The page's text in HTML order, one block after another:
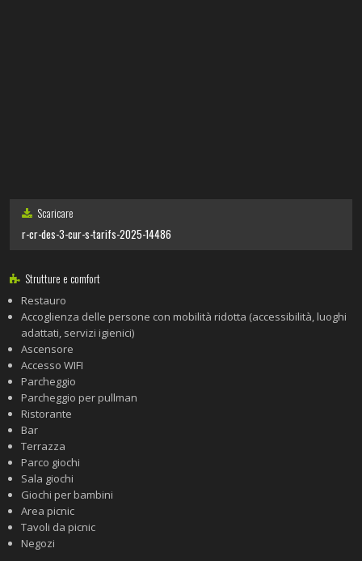
Scaricare
r-cr-des-3-cur-s-tarifs-2025-14486
Strutture e comfort
Restauro
Accoglienza delle persone con mobilità ridotta (accessibilità, luoghi
adattati, servizi igienici)
Ascensore
Accesso WIFI
Parcheggio
Parcheggio per pullman
Ristorante
Bar
Terrazza
Parco giochi
Sala giochi
Giochi per bambini
Area picnic
Tavoli da picnic
Negozi